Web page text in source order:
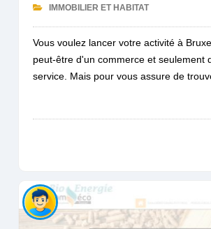
IMMOBILIER ET HABITAT
Vous voulez lancer votre activité à
peut-être d'un commerce et seulement
service. Mais pour vous assure de